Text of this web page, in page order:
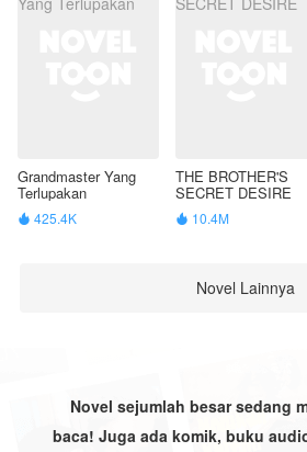
Grandmaster Yang
Terlupakan
 425.4K
THE BROTHER'S
SECRET DESIRE
 10.4M
Novel Lainnya
Novel sejumlah besar sedang
baca! Juga ada komik, buku